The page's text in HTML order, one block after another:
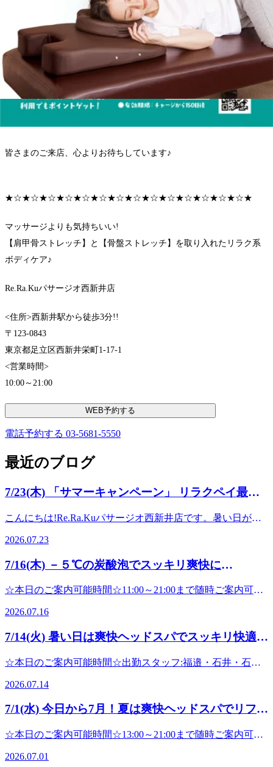
お時間のみのご予約でも大丈夫です。
受付時にお疲れに合ったコースの提案をさせていただきますので、
お気軽にお越しくださいね。
お疲れが40%くらいの方は30分コース
お疲れが60～70%くらいの方は60分コース
それ以上の方は90分以上のコースをおすすめしています。
皆さまのご来店、心よりお待ちしています♪
★☆★☆★☆★☆★☆★☆★☆★☆★☆★☆★☆★☆★☆★☆★
マッサージよりも気持ちいい!
【肩甲骨ストレッチ】と【骨盤ストレッチ】を取り入れたリラク系
ボディケア♪
Re.Ra.Kuパサージオ西新井店
<住所>西新井駅から徒歩3分!!
〒123-0843
東京都足立区西新井栄町1-17-1
<営業時間>
10:00～21:00
WEB予約する
電話予約する 03-5681-5550
最近のブログ
7/23(木) 「サマーキャンペーン」 リラクペイ最大
こんにちは!Re.Ra.Kuパサージオ西新井店です。暑い日が続
てお過ごしくださいね。夏といえば、お待ちかねの「サマー
キャンペーン」がはじまっています！7月18日（土）～7月31
日（金）の期間限定で、リラクペイチャージが最大42％増額
「happy2026」の事前適用が必要ですさらに、リラクペイを
はじめてご利用のお客様は、1万円以上のチャージで20%増
ですチャージする前にコードの入力が必要ですのでお忘れな
く☆ 【リラクペイカードって？】Re.Ra.Kuのお店で使える
プリペイド式のカードです。お会計ごとにポイントが貯ま
す。チャージ残高有効期限：チャージの日から150日間ポイ
ないカラダを！夏休みにご自身のお身体も労ってあげるのも
キャンペーンを逃さず活用しましょう☆リラクではメインコ
ニューもご用意しております。とくに、-５℃の炭酸泡を使
2026.07.23
7/16(木) －５℃の炭酸泡でスッキリ爽快に
☆本日のご案内可能時間☆11:00～21:00まで随時ご案内可能
可能時間☆12:00～15:30まで随時ご案内可能です。(最終受付
14:50※30分コースの場合)出勤スタッフ:福邉・小田-------------
--------------------------------------------------------------------------------------
西新井店です。今日も朝から暑いですね...；室内と室外での
なるので、羽織るもので調整したり、温かいものを食べたり
飲んだりしてお身体の負担を減らしてあげましょう。身体を
ほぐすなど外側からのアプローチもオススメです☆夏季限
定、冷たい炭酸泡を使用した【爽快ヘッドスパ】も暑い日に
はピッタリです!冷たさは一瞬で終わったあとはスッキリし
て気持ちがいいですよ^^気になる方はお気軽にスタッフにお
2026.07.16
7/14(火) 暑い日は爽快ヘッドスパでスッキリ快適
☆本日のご案内可能時間☆出勤スタッフ:福邉・石井・石
20:20※30分コースの場合)☆ペアでのご案内可能時間☆12:10
～15:30まで随時ご案内可能です。(最終受付14:50※30分コー
スの場合)----------------------------------------------------------こんにち
きますが体調を崩されないようお気をつけ下さい。こまめに
水分補給をしたり日傘や帽子などで暑さ対策をしていきまし
2026.07.14
7/1(水) 今日から7月！夏は爽快ヘッドスパでリフレ
☆本日のご案内可能時間☆13:00～21:00まで随時ご案内可能
可能時間☆お問い合わせください。出勤スタッフ:小森・中
2026.07.01